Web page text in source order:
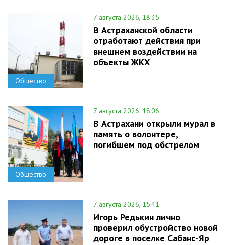
Общество
7 августа 2026, 18:35
В Астраханской области
отработают действия при
внешнем воздействии на
объекты ЖКХ
Общество
7 августа 2026, 18:06
В Астрахани открыли мурал в
память о волонтере,
погибшем под обстрелом
7 августа 2026, 15:41
Игорь Редькин лично
проверил обустройство новой
дороге в поселке Сабанс-Яр